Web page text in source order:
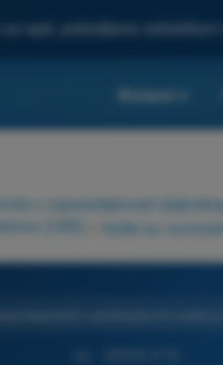
ispit, poboljšana veštačkom
Kvizovi
o osposobljenosti
(UAS)